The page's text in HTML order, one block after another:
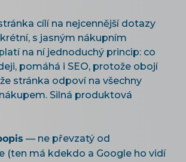
cílí na nejcennější dotazy
s jasným nákupním
na ní jednoduchý princip: co
pomáhá i SEO, protože obojí
stránka odpoví na všechny
Silná produktová
— ne převzatý od
(ten má kdekdo a Google ho vidí